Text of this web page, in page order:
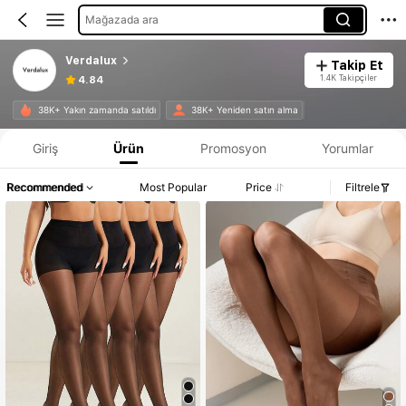
Mağazada ara
Verdalux
4.84
Takip Et
1.4K Takipçiler
38K+ Yakın zamanda satıldı 38K+ Yeniden satın alma
Giriş Ürün Promosyon Yorumlar
Recommended Most Popular Price Filtrele